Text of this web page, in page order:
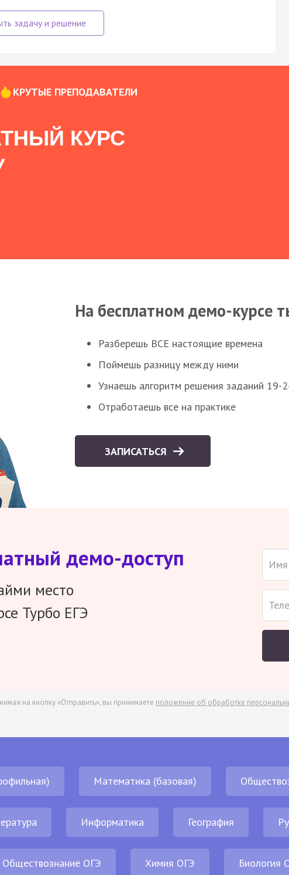
КРУТЫЕ ПРЕПОДАВАТЕЛИ
КУРС
На бесплатном демо-курсе
Разберешь ВСЕ настоящие времена
Поймешь разницу между ними
Узнаешь алгоритм решения заданий 19-
Отработаешь все на практике
ЗАПИСАТЬСЯ
демо-доступ
место
Турбо ЕГЭ
на кнопку «Отправить», вы принимаете положение об обработке
Математика (базовая)
Информатика География
Обществознание ОГЭ Химия ОГЭ Биология